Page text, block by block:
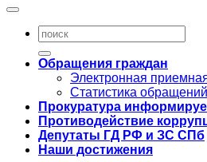
Обращения граждан
Электронная
Статистика обращений
Прокуратура
Противодействие
Депутаты ГД РФ и ЗС СПб
Наши достижения